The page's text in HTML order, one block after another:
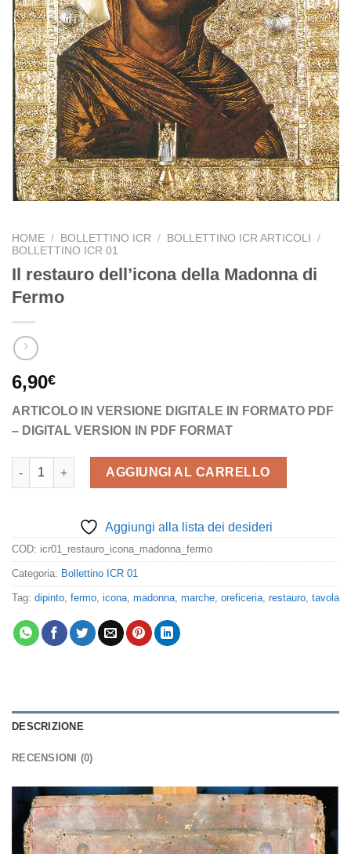
HOME / BOLLETTINO ICR / BOLLETTINO ICR ARTICOLI
/
BOLLETTINO ICR 01
Il restauro dell’icona della Madonna di
Fermo
6,90€
ARTICOLO IN VERSIONE DIGITALE IN FORMATO PDF
– DIGITAL VERSION IN PDF FORMAT
Il restauro dell'icona della Madonna di Fermo quantità
AGGIUNGI AL CARRELLO
Aggiungi alla lista dei desideri
COD: icr01_restauro_icona_madonna_fermo
Categoria: Bollettino ICR 01
Tag: dipinto fermo icona madonna marche oreficeria restauro tavola
DESCRIZIONE
RECENSIONI (0)